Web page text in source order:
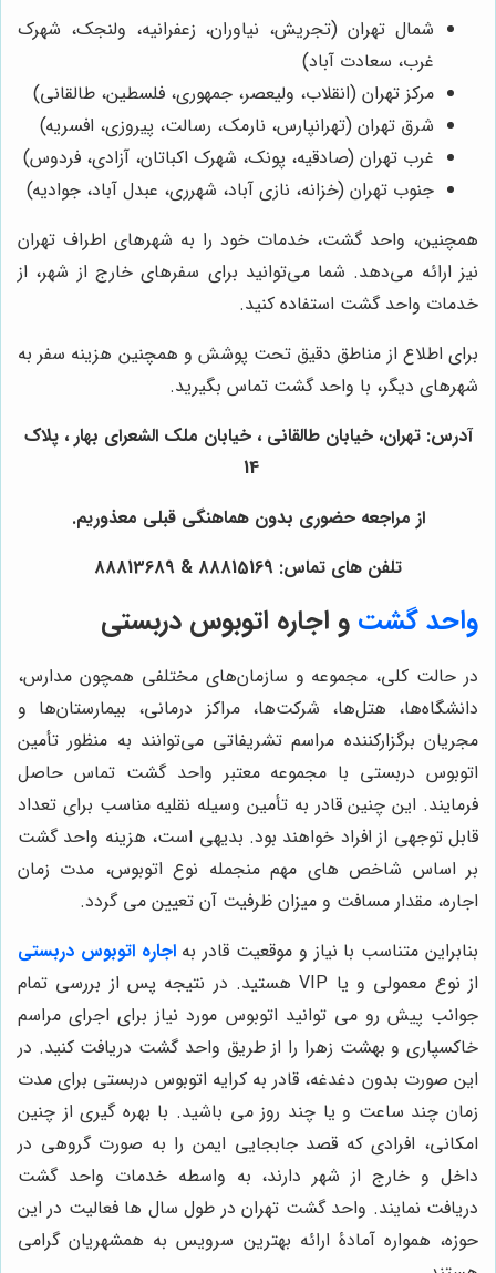
شمال تهران (تجریش، نیاوران، زعفرانیه، ولنجک، شهرک
غرب، سعادت آباد)
مرکز تهران (انقلاب، ولیعصر، جمهوری، فلسطین، طالقانی)
شرق تهران (تهرانپارس، نارمک، رسالت، پیروزی، افسریه)
غرب تهران (صادقیه، پونک، شهرک اکباتان، آزادی، فردوس)
جنوب تهران (خزانه، نازی آباد، شهرری، عبدل آباد، جوادیه)
همچنین، واحد گشت، خدمات خود را به شهرهای اطراف تهران
نیز ارائه می‌دهد. شما می‌توانید برای سفرهای خارج از شهر، از
خدمات واحد گشت استفاده کنید.
برای اطلاع از مناطق دقیق تحت پوشش و همچنین هزینه سفر به
شهرهای دیگر، با واحد گشت تماس بگیرید.
آدرس: تهران، خیابان طالقانی ، خیابان ملک الشعرای بهار ، پلاک
14
از مراجعه حضوری بدون هماهنگی قبلی معذوریم.
تلفن های تماس: 88815169 & 88813689
واحد گشت و اجاره اتوبوس دربستی
در حالت کلی، مجموعه و سازمان‌های مختلفی همچون مدارس،
دانشگاه‌ها، هتل‌ها، شرکت‌ها، مراکز درمانی، بیمارستان‌ها و
مجریان برگزارکننده مراسم تشریفاتی می‌توانند به منظور تأمین
اتوبوس دربستی با مجموعه معتبر واحد گشت تماس حاصل
فرمایند. این چنین قادر به تأمین وسیله نقلیه مناسب برای تعداد
قابل توجهی از افراد خواهند بود. بدیهی است، هزینه واحد گشت
بر اساس شاخص های مهم منجمله نوع اتوبوس، مدت زمان
اجاره، مقدار مسافت و میزان ظرفیت آن تعیین می گردد.
بنابراین متناسب با نیاز و موقعیت قادر بهاجاره اتوبوس دربستی
از نوع معمولی و یا VIP هستید. در نتیجه پس از بررسی تمام
جوانب پیش رو می توانید اتوبوس مورد نیاز برای اجرای مراسم
خاکسپاری و بهشت زهرا را از طریق واحد گشت دریافت کنید. در
این صورت بدون دغدغه، قادر به کرایه اتوبوس دربستی برای مدت
زمان چند ساعت و یا چند روز می باشید. با بهره گیری از چنین
امکانی، افرادی که قصد جابجایی ایمن را به صورت گروهی در
داخل و خارج از شهر دارند، به واسطه خدمات واحد گشت
دریافت نمایند. واحد گشت تهران در طول سال ها فعالیت در این
حوزه، همواره آمادۀ ارائه بهترین سرویس به همشهریان گرامی